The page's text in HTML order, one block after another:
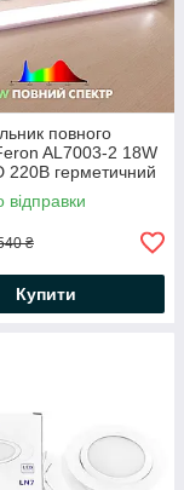
повного
AL7003-2 18W
220В герметичний
для рослин +
відправки
₴
Купити